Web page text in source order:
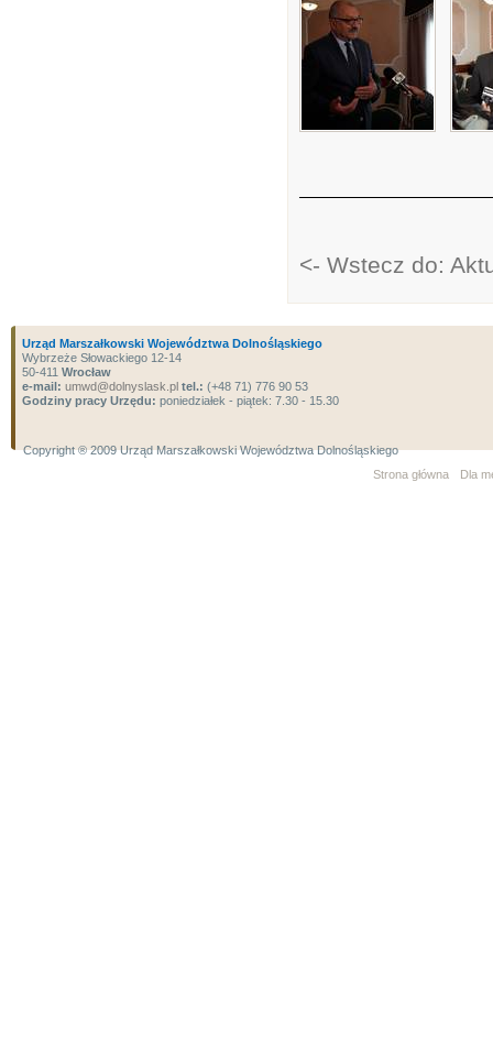
<- Wstecz do:
Urząd Marszałkowski Województwa Dolnośląskiego
Wybrzeże Słowackiego 12-14
50-411 Wrocław
e-mail: umwd@dolnyslask.pl tel.: (+48 71) 776 90 53
Godziny pracy Urzędu: poniedziałek - piątek: 7.30 - 15.30
Copyright ® 2009 Urząd Marszałkowski Województwa Dolnośląskiego
Strona główna
Dla